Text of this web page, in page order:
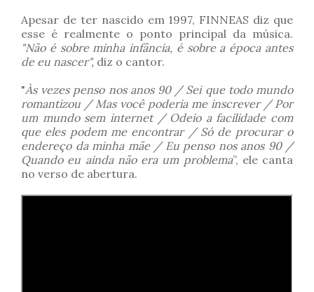
Apesar de ter nascido em 1997, FINNEAS diz que
esse é realmente o ponto principal da música.
"Não é sobre minha infância, é sobre a época antes
de eu nascer", diz o cantor.
"Às vezes penso nos anos 90 / Sei que todo mundo
romantizou / Mas você poderia me inscrever / Por
um mundo sem internet / Odeio a facilidade com
que eles podem me encontrar / Só de procurar o
endereço da minha mãe / Eu penso nos anos 90 /
Quando eu ainda não era um problema”, ele canta
no verso de abertura.